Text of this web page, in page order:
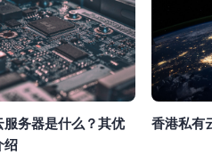
务器是什么？其优
绍
香港私有